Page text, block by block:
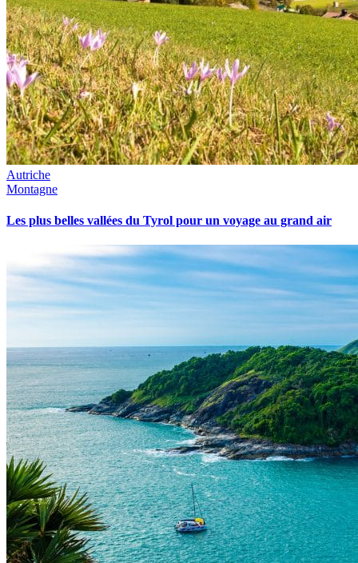
Autriche
Montagne
Les plus belles vallées du Tyrol pour un voyage au grand air